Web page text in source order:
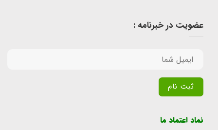
عضویت در خبرنامه :
نماد اعتماد ما